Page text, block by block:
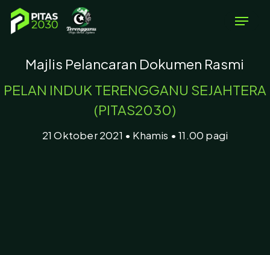
Skip
content
Menu
Majlis Pelancaran Dokumen Rasmi
PELAN INDUK TERENGGANU SEJAHTERA
(PITAS2030)
21 Oktober 2021 • Khamis • 11.00 pagi